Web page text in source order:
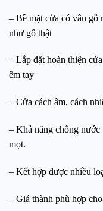
– Bề mặt cửa có vân gỗ
như gỗ thật
– Lắp đặt hoàn thiện
êm tay
– Cửa cách âm, cách
– Khả năng chống
mọt.
– Kết hợp được nhiều
– Giá thành phù hợp